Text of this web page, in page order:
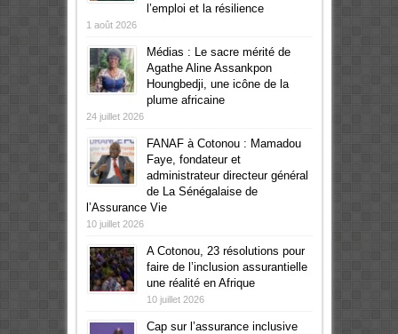
l’emploi et la résilience
1 août 2026
Médias : Le sacre mérité de
Agathe Aline Assankpon
Houngbedji, une icône de la
plume africaine
24 juillet 2026
FANAF à Cotonou : Mamadou
Faye, fondateur et
administrateur directeur général
de La Sénégalaise de
l’Assurance Vie
10 juillet 2026
A Cotonou, 23 résolutions pour
faire de l’inclusion assurantielle
une réalité en Afrique
10 juillet 2026
Cap sur l’assurance inclusive